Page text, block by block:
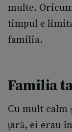
multe.
timpul e
familia.
Familia
Cu mult calm
țară, ei erau